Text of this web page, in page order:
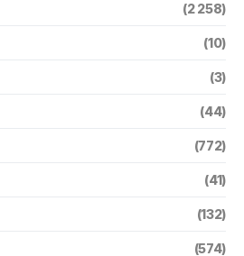
(2 258)
(10)
(3)
(44)
(772)
(41)
(132)
(574)